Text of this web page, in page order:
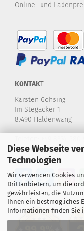
Diese Webseite
Technologien
Wir verwenden Cookies
Drittanbietern, um die
gewährleisten, die
Ihnen ein bestmögliches
Informationen finden Sie
Online- und
KONTAKT
Karsten Göhsing
Im Stegacker 1
87490 Haldenwang
E-Mail: